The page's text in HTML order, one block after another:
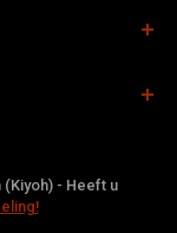
- Heeft u